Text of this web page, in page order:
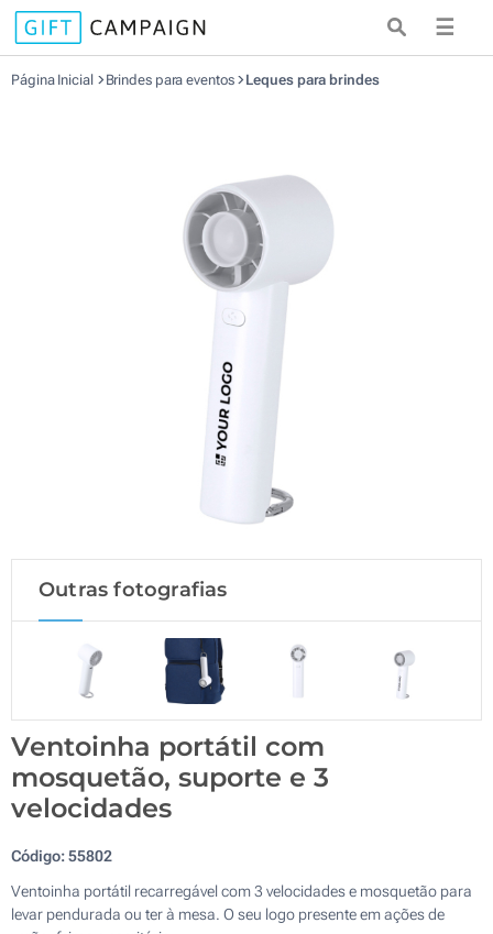
☰
Página Inicial Brindes para eventos Leques para brindes
Outras fotografias
Ventoinha portátil com
mosquetão, suporte e 3
velocidades
Código:55802
Ventoinha portátil recarregável com 3 velocidades e mosquetão para
levar pendurada ou ter à mesa. O seu logo presente em ações de